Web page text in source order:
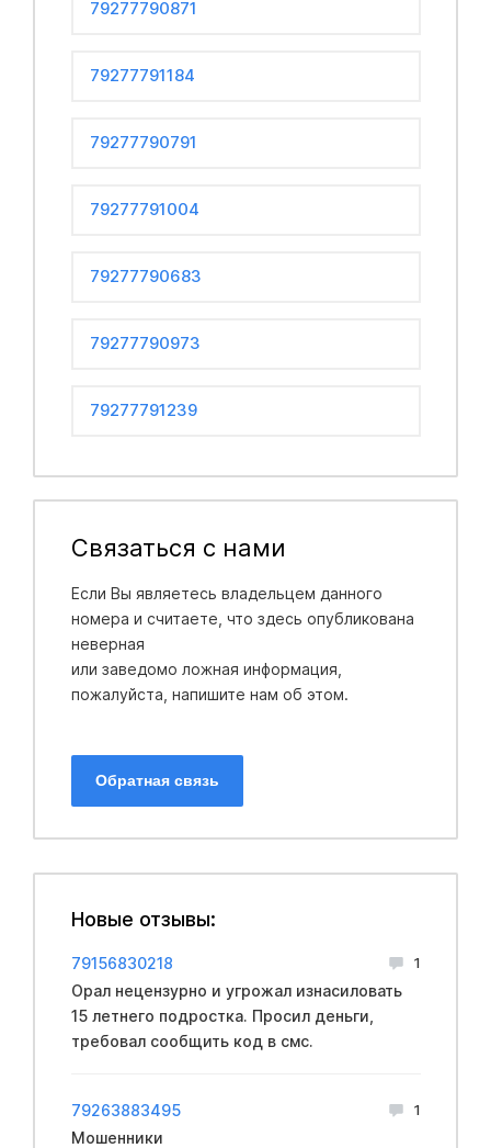
79277790871
79277791184
79277790791
79277791004
79277790683
79277790973
79277791239
Связаться с нами
Если Вы являетесь владельцем данного
номера и считаете, что здесь опубликована
неверная
или заведомо ложная информация,
пожалуйста, напишите нам об этом.
Обратная связь
Новые отзывы:
79156830218 1
Opал нeцензурно и угрожал изнacиловать
15 летнего подростка. Просил деньги,
требовал сообщить код в смс.
79263883495 1
Мошенники